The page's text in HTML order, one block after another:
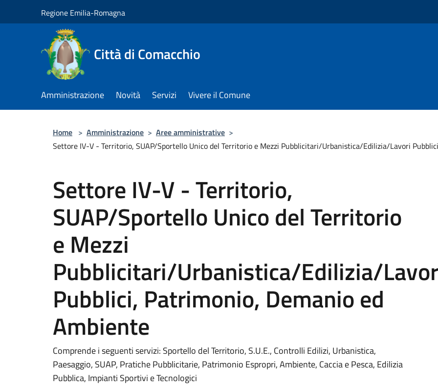
Regione Emilia-Romagna
Città di Comacchio
Amministrazione Novità Servizi Vivere il Comune
Home > Amministrazione > Aree amministrative >
Settore IV-V - Territorio, SUAP/Sportello Unico del Territorio e Mezzi Pubblicitari/Urbanistica/Edilizia/Lavori
Settore IV-V - Territorio,
SUAP/Sportello Unico del Territorio
e Mezzi
Pubblicitari/Urbanistica/Edilizia/
Pubblici, Patrimonio, Demanio ed
Ambiente
Comprende i seguenti servizi: Sportello del Territorio, S.U.E., Controlli Edilizi, Urbanistica,
Paesaggio, SUAP, Pratiche Pubblicitarie, Patrimonio Espropri, Ambiente, Caccia e Pesca, Edilizia
Pubblica, Impianti Sportivi e Tecnologici